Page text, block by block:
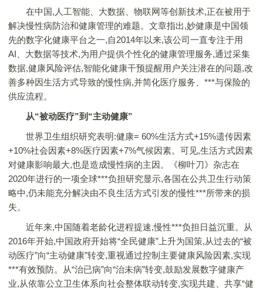
在中国,人工智能、大数据、物联网等创新技术,正在被用于
解决慢性病防治和健康管理的难题。文章指出,妙健康是中国领
先的数字化健康平台之一,自2014年以来,该公司一直专注于用
AI、大数据等技术,为用户提供个性化的健康管理服务,通过采集
数据,健康风险评估,智能化健康干预提醒用户关注潜在的问题,改
善多种因生活方式导致的慢性病,并简化医疗服务、***与保险的
供应流程。
从“被动医疗”到“主动健康”
世界卫生组织研究表明:健康= 60%生活方式+15%遗传因素
+10%社会因素+8%医疗因素+7%气候因素。可见,生活方式因素
对健康影响最大,也是造成慢性病的主因。《柳叶刀》杂志在
2020年进行的一项全球***负担研究显示,各国在公共卫生行动策
略中,仍未能充分解决由不良生活方式引发的慢性***所带来的损
失。
近年来,中国随着老龄化进程提速,慢性***负担日益沉重。从
2016年开始,中国政府开始将“全民健康”上升为国策,从过去的“被
动医疗”向“主动健康”转变,重视通过控制主要健康风险因素,实现
***有效预防。从“治已病”向“治未病”转变,鼓励发展数字健康产
业,从依靠公立卫生体系向社会整体联动转变,实现共建、共享“健